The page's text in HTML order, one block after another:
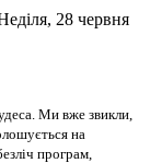
28 червня
Ми вже звикли,
на
програм,